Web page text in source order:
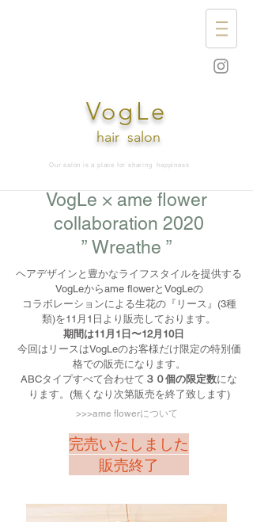
VogLe
hair salon
Our salon is a place for sharing happiness
VogLe × ame flower
collaboration 2020
” Wreathe ”
ヘアデザインと豊かなライフスタイルを提供する
VogLeからame flowerとVogLeの
コラボレーションによる生花の『リース』(3種
類)を11月1日より販売しております。
期間は11月1日〜12月10日
今回はリースはVogLeのお客様だけ限定の特別価
格での販売になります。
ABCタイプすべて合わせて ３０個の限定数にな
ります。(無くなり次第販売を終了致します)
>>>ame flowerについて
​完売いたしました
販売終了